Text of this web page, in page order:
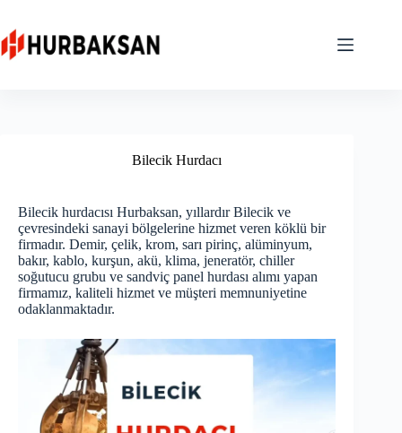
content
Bilecik Hurdacı
Bilecik hurdacısı Hurbaksan, yıllardır Bilecik ve
çevresindeki sanayi bölgelerine hizmet veren köklü bir
firmadır. Demir, çelik, krom, sarı pirinç, alüminyum,
bakır, kablo, kurşun, akü, klima, jeneratör, chiller
soğutucu grubu ve sandviç panel hurdası alımı yapan
firmamız, kaliteli hizmet ve müşteri memnuniyetine
odaklanmaktadır.